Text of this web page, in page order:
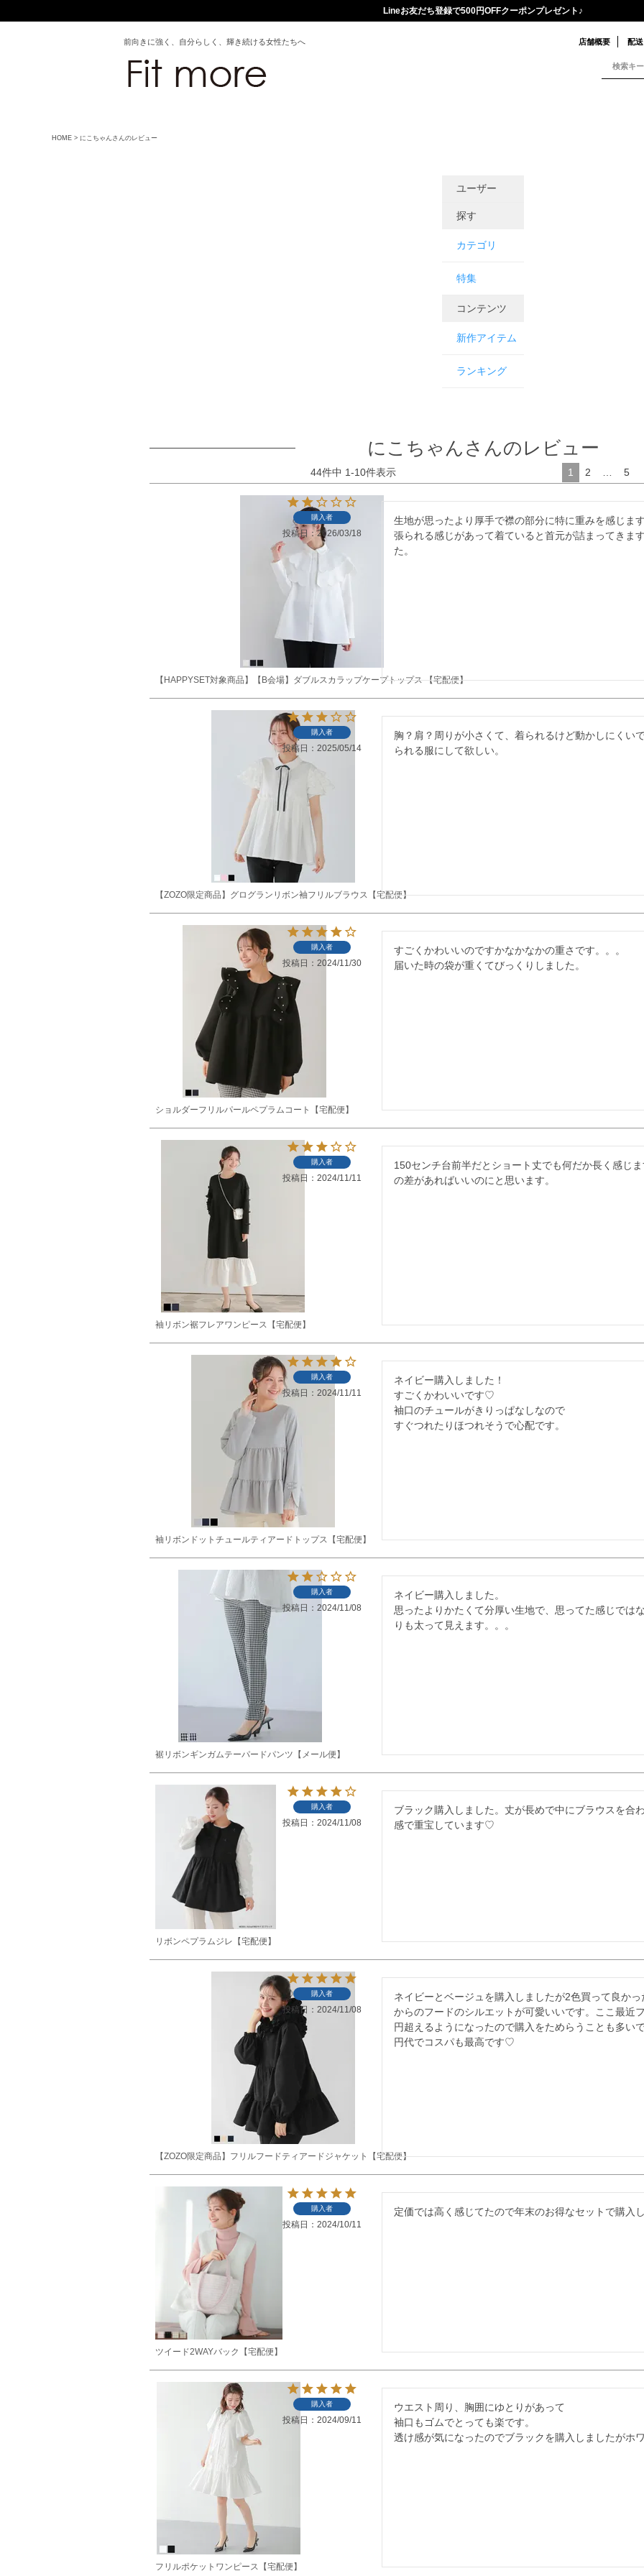
Lineお友だち登録で500円OFFクーポンプレゼント♪
前向きに強く、自分らしく、輝き続ける女性たちへ 店舗概要 配
HOME にこちゃんさんのレビュー
ユーザー
探す
カテゴリ
特集
コンテンツ
新作アイテム
ランキング
にこちゃんさんのレビュー
44件中 1-10件表示 1 2 5
【HAPPYSET対象商品】【B会場】ダブルスカラップケープトップス 【宅配便】
購入者
投稿日 2026/03/18
生地が思ったより厚手で襟の部分に特に重みを感じま
張られる感じがあって着ていると首元が詰まってきま
た。
【ZOZO限定商品】グログランリボン袖フリルブラウス【宅配便】
購入者
投稿日 2025/05/14
胸？肩？周りが小さくて、着られるけど動かしにくい
られる服にして欲しい。
ショルダーフリルパールペプラムコート【宅配便】
購入者
投稿日 2024/11/30
すごくかわいいのですかなかなかの重さです。。。
届いた時の袋が重くてびっくりしました。
袖リボン裾フレアワンピース【宅配便】
購入者
投稿日 2024/11/11
150センチ台前半だとショート丈でも何だか長く感じ
の差があればいいのにと思います。
袖リボンドットチュールティアードトップス【宅配便】
購入者
投稿日 2024/11/11
ネイビー購入しました！
すごくかわいいです♡
袖口のチュールがきりっぱなしなので
すぐつれたりほつれそうで心配です。
裾リボンギンガムテーパードパンツ【メール便】
購入者
投稿日 2024/11/08
ネイビー購入しました。
思ったよりかたくて分厚い生地で、思ってた感じでは
りも太って見えます。。。
リボンペプラムジレ【宅配便】
購入者
投稿日 2024/11/08
ブラック購入しました。丈が長めで中にブラウスを合
感で重宝しています♡
【ZOZO限定商品】フリルフードティアードジャケット【宅配便】
購入者
投稿日 2024/11/08
ネイビーとベージュを購入しましたが2色買って良か
からのフードのシルエットが可愛いいです。ここ最近
円超えるようになったので購入をためらうことも多い
円代でコスパも最高です♡
ツイード2WAYバック【宅配便】
購入者
投稿日 2024/10/11
定価では高く感じてたので年末のお得なセットで購入
フリルポケットワンピース【宅配便】
購入者
投稿日 2024/09/11
ウエスト周り、胸囲にゆとりがあって
袖口もゴムでとっても楽です。
透け感が気になったのでブラックを購入しましたがホ